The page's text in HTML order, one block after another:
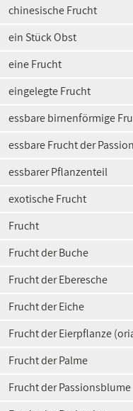
chinesische Frucht
ein Stück Obst
eine Frucht
eingelegte Frucht
essbare birnenförmige
essbare Frucht der
essbarer Pflanzenteil
exotische Frucht
Frucht
Frucht der Buche
Frucht der Eberesche
Frucht der Eiche
Frucht der Eierpflanze
Frucht der Palme
Frucht der Passionsblume